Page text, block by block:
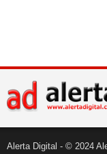
Alerta Digital - © 2024